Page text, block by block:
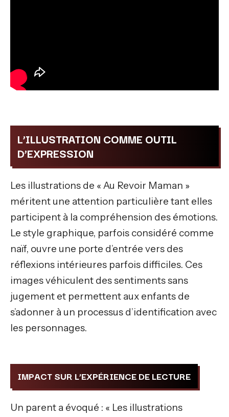
L’ILLUSTRATION COMME OUTIL
D’EXPRESSION
Les illustrations de « Au Revoir Maman »
méritent une attention particulière tant elles
participent à la compréhension des émotions.
Le style graphique, parfois considéré comme
naïf, ouvre une porte d’entrée vers des
réflexions intérieures parfois difficiles. Ces
images véhiculent des sentiments sans
jugement et permettent aux enfants de
s’adonner à un processus d’identification avec
les personnages.
IMPACT SUR L’EXPÉRIENCE DE LECTURE
Un parent a évoqué : « Les illustrations